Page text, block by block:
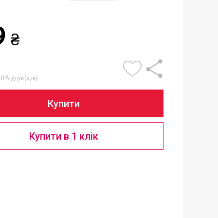
₴
0 Відгук(а,ів)
Купити
Купити в 1 клік